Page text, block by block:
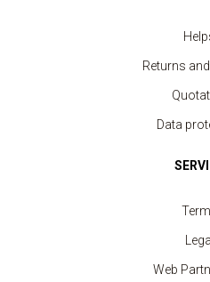
Returns
Data
Legal
Web